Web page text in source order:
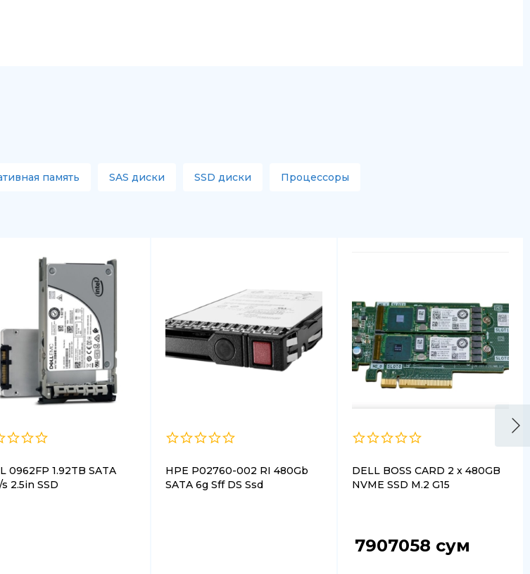
память SAS диски SSD диски Процессоры
0962FP 1.92TB SATA
2.5in SSD
HPE P02760-002 RI 480Gb
SATA 6g Sff DS Ssd
DELL BOSS CARD 2 x 480GB
NVME SSD M.2 G15
7907058 сум